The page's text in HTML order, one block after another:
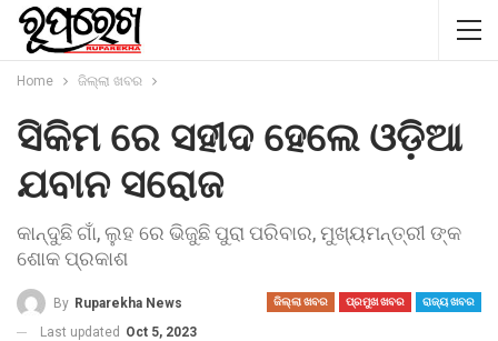
Home ଜିଲ୍ଲା ଖବର
ସିକିମ ରେ ସହୀଦ ହେଲେ ଓଡ଼ିଆ
ଯବାନ ସରୋଜ
କାନ୍ଦୁଛି ଗାଁ, ଲୁହ ରେ ଭିଜୁଛି ପୁରା ପରିବାର, ମୁଖ୍ୟମନ୍ତ୍ରୀ ଙ୍କ
ଶୋକ ପ୍ରକାଶ
ଜିଲ୍ଲା ଖବର ପ୍ରମୁଖ ଖବର ରାଜ୍ୟ ଖବର
By Ruparekha News
Last updated Oct 5, 2023